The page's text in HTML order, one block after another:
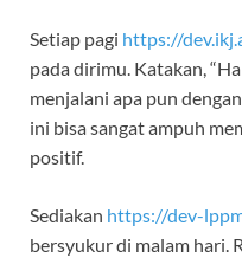
Setiap pagi https://
pada dirimu. Katakan,
menjalani apa pun
ini bisa sangat ampuh
positif.
Sediakan https://dev-
bersyukur di malam hari.